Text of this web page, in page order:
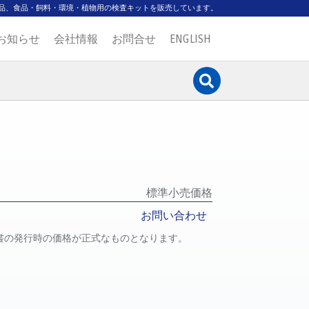
食品・飼料・環境・植物用の検査キットを販売しています。
知らせ 会社情報 お問合せ ENGLISH
標準小売価格
お問い合わせ
発行時の価格が正式なものとなります。